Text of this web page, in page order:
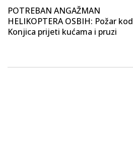
POTREBAN ANGAŽMAN
HELIKOPTERA OSBIH: Požar kod
Konjica prijeti kućama i pruzi